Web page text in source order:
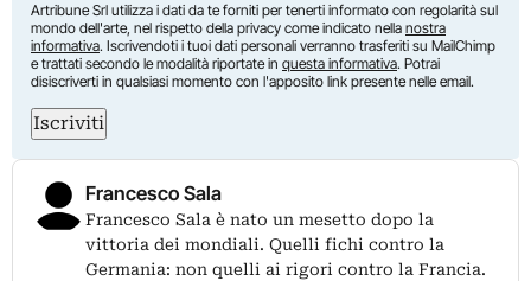
Artribune Srl utilizza i dati da te forniti per tenerti informato con regolarità sul
mondo dell'arte, nel rispetto della privacy come indicato nella nostra
informativa. Iscrivendoti i tuoi dati personali verranno trasferiti su MailChimp
e trattati secondo le modalità riportate in questa informativa. Potrai
disiscriverti in qualsiasi momento con l'apposito link presente nelle email.
Iscriviti
Francesco Sala
Francesco Sala è nato un mesetto dopo la
vittoria dei mondiali. Quelli fichi contro la
Germania: non quelli ai rigori contro la Francia.